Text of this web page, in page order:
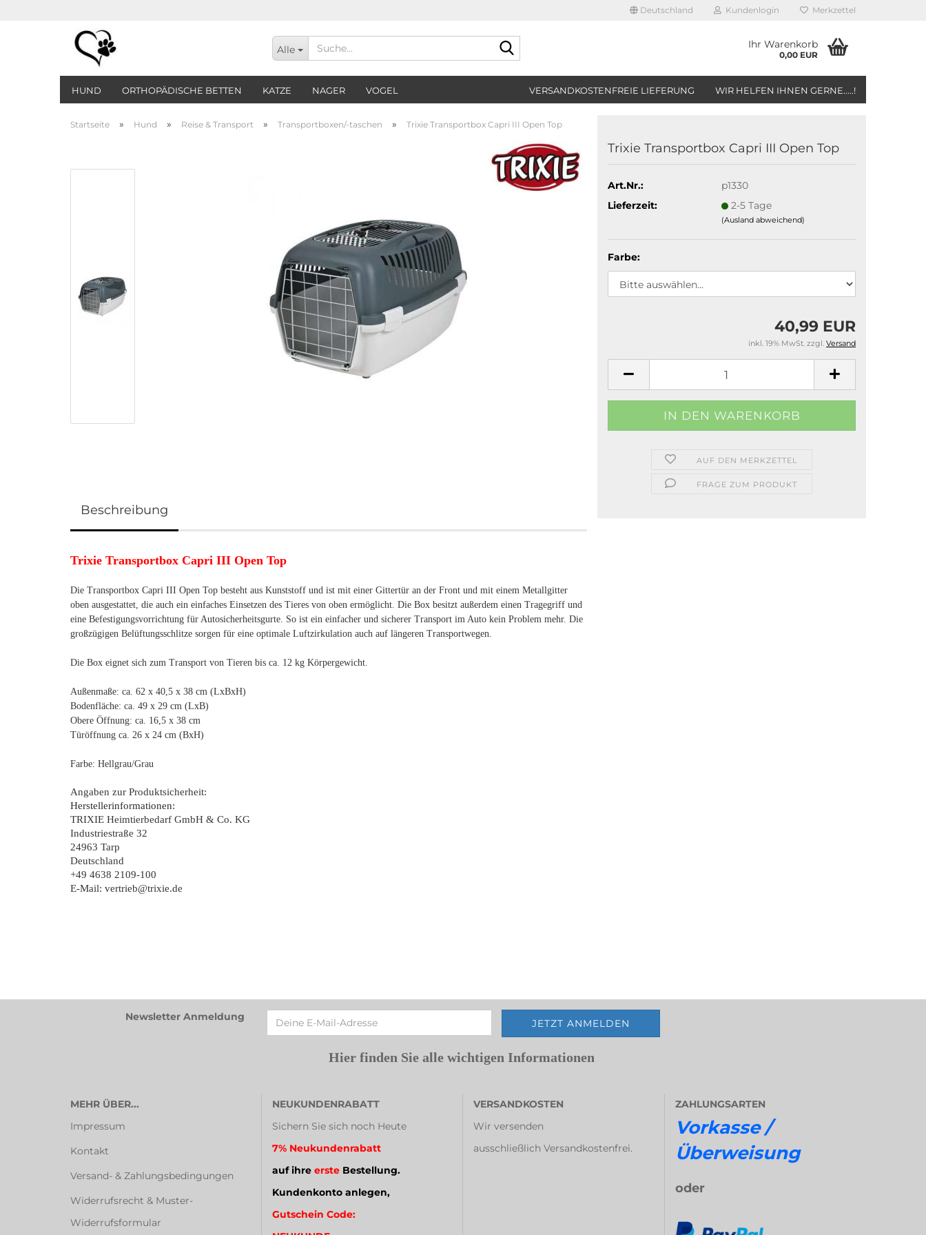
Deutschland Kundenlogin Merkzettel
Alle Ihr Warenkorb
0,00 EUR
HUND ORTHOPÄDISCHE BETTEN KATZE NAGER VOGEL VERSANDKOSTENFREIE LIEFERUNG WIR HELFEN IHNEN GERNE.....!
Startseite » Hund » Reise & Transport » Transportboxen/-taschen » Trixie Transportbox Capri III Open Top
Trixie Transportbox Capri III Open Top
Art.Nr.:
p1330
Lieferzeit:
2-5 Tage
(Ausland abweichend)
Farbe:
40,99 EUR
inkl. 19% MwSt. zzgl. Versand
AUF DEN MERKZETTEL
FRAGE ZUM PRODUKT
Beschreibung
Trixie Transportbox Capri III Open Top
Die Transportbox Capri III Open Top besteht aus Kunststoff und ist mit einer Gittertür an der Front und mit einem Metallgitter
oben ausgestattet, die auch ein einfaches Einsetzen des Tieres von oben ermöglicht. Die Box besitzt außerdem einen Tragegriff und
eine Befestigungsvorrichtung für Autosicherheitsgurte. So ist ein einfacher und sicherer Transport im Auto kein Problem mehr. Die
großzügigen Belüftungsschlitze sorgen für eine optimale Luftzirkulation auch auf längeren Transportwegen.
Die Box eignet sich zum Transport von Tieren bis ca. 12 kg Körpergewicht.
Außenmaße: ca. 62 x 40,5 x 38 cm (LxBxH)
Bodenfläche: ca. 49 x 29 cm (LxB)
Obere Öffnung: ca. 16,5 x 38 cm
Türöffnung ca. 26 x 24 cm (BxH)
Farbe: Hellgrau/Grau
Angaben zur Produktsicherheit:
Herstellerinformationen:
TRIXIE Heimtierbedarf GmbH & Co. KG
Industriestraße 32
24963 Tarp
Deutschland
+49 4638 2109-100
E-Mail: vertrieb@trixie.de
Newsletter Anmeldung
Hier finden Sie alle wichtigen Informationen
MEHR ÜBER...
Impressum
Kontakt
Versand- & Zahlungsbedingungen
Widerrufsrecht & Muster-
Widerrufsformular
NEUKUNDENRABATT
Sichern Sie sich noch Heute
7% Neukundenrabatt
auf ihre ersteBestellung.
Kundenkonto anlegen,
Gutschein Code:
VERSANDKOSTEN
Wir versenden
ausschließlich Versandkostenfrei.
ZAHLUNGSARTEN
Vorkasse /
Überweisung
oder